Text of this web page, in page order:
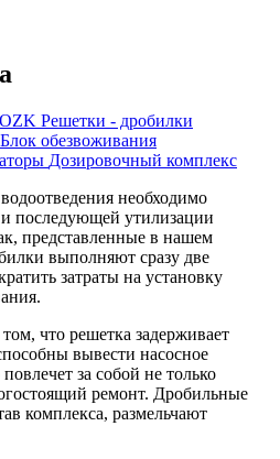
Решетки - дробилки
Блок обезвоживания
Дозировочный комплекс
необходимо
и последующей утилизации
представленные в нашем
выполняют сразу две
затраты на установку
что решетка задерживает
вывести насосное
за собой не только
ремонт. Дробильные
комплекса, размельчают